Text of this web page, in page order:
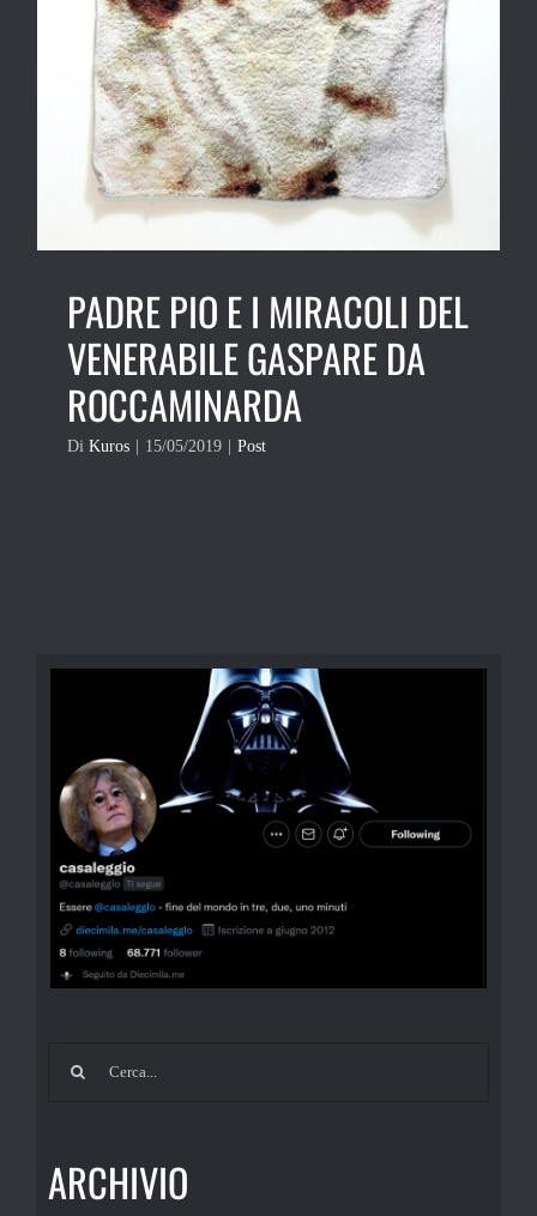
PADRE PIO E I MIRACOLI DEL
VENERABILE GASPARE DA
ROCCAMINARDA
Di Kuros 15/05/2019 Post
Cerca
ARCHIVIO